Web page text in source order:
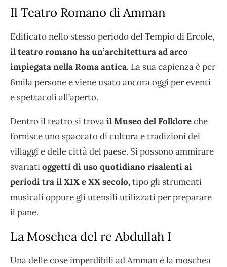
Il Teatro Romano di Amman
Edificato nello stesso periodo del Tempio di Ercole,
il teatro romano ha un’architettura ad arco
impiegata nella Roma antica. La sua capienza è per
6mila persone e viene usato ancora oggi per eventi
e spettacoli all’aperto.
Dentro il teatro si trovail Museo del Folkloreche
fornisce uno spaccato di cultura e tradizioni dei
villaggi e delle città del paese. Si possono ammirare
svariatioggetti di uso quotidiano risalenti ai
periodi tra il XIX e XX secolo,tipo gli strumenti
musicali oppure gli utensili utilizzati per preparare
il pane.
La Moschea del re Abdullah I
Una delle cose imperdibili ad Amman è la moschea